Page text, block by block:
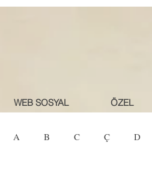
ÖZEL
WEB SOSYAL
A B C Ç D